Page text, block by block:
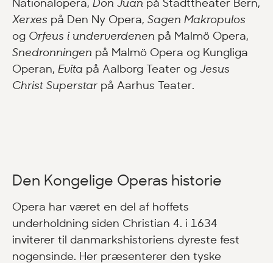
Nationalopera, Don Juan på Stadttheater Bern,
Xerxes på Den Ny Opera, Sagen Makropulos
og Orfeus i underverdenen på Malmö Opera,
Snedronningen på Malmö Opera og Kungliga
Operan, Evita på Aalborg Teater og
Jesus
Christ Superstar på Aarhus Teater.
Den Kongelige Operas historie
Opera har været en del af hoffets
underholdning siden Christian 4. i 1634
inviterer til danmarkshistoriens dyreste fest
nogensinde. Her præsenterer den tyske